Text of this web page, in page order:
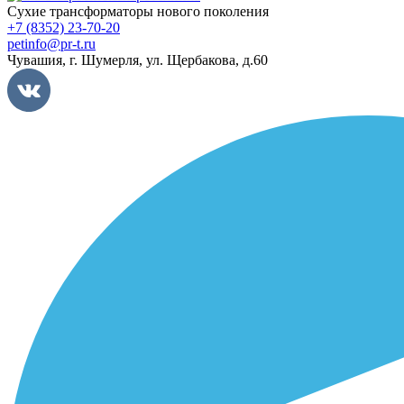
Сухие трансформаторы нового поколения
+7 (8352) 23-70-20
petinfo@pr-t.ru
Чувашия, г. Шумерля, ул. Щербакова, д.60